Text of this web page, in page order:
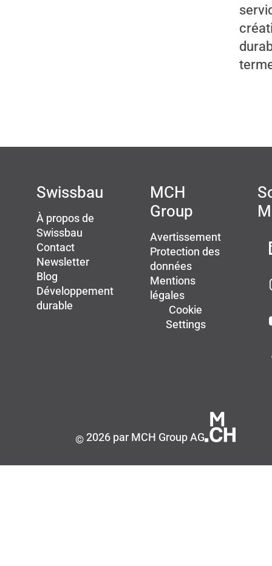
Swissbau
À propos de
Swissbau
Contact
Newsletter
Blog
Développement
durable
MCH
Group
Avertissement
Protection des
données
Mentions
légales
Cookie
Settings
©2026 par MCH Group AG